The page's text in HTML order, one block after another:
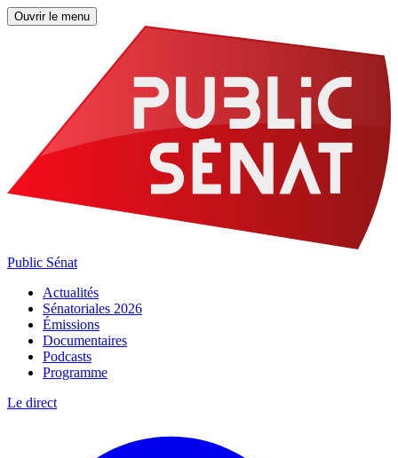
Ouvrir le menu
Public Sénat
Actualités
Sénatoriales 2026
Émissions
Documentaires
Podcasts
Programme
Le direct